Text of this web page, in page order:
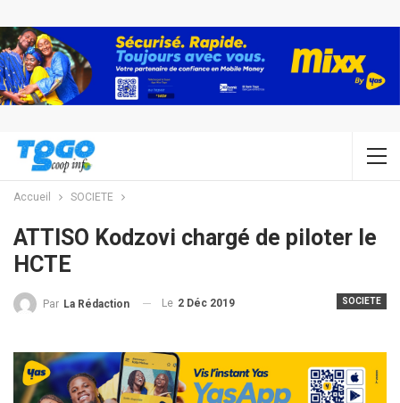
Accueil SOCIETE
ATTISO Kodzovi chargé de piloter le
HCTE
SOCIETE
Par La Rédaction Le 2 Déc 2019